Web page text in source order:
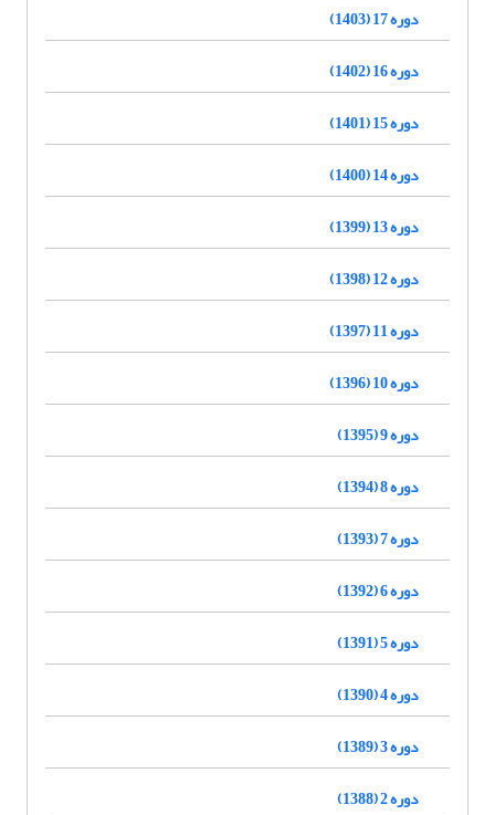
دوره 17 (1403)
دوره 16 (1402)
دوره 15 (1401)
دوره 14 (1400)
دوره 13 (1399)
دوره 12 (1398)
دوره 11 (1397)
دوره 10 (1396)
دوره 9 (1395)
دوره 8 (1394)
دوره 7 (1393)
دوره 6 (1392)
دوره 5 (1391)
دوره 4 (1390)
دوره 3 (1389)
دوره 2 (1388)